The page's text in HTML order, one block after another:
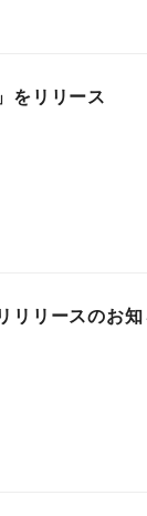
をリリース
リリースのお知